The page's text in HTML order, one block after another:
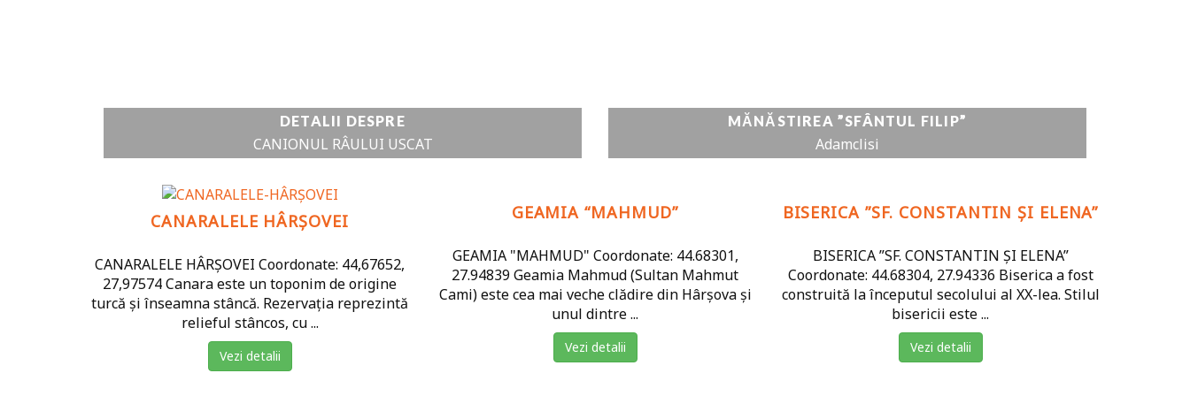
DETALII DESPRE
CANIONUL RÂULUI USCAT
MĂNĂSTIREA ”SFÂNTUL FILIP”
Adamclisi
CANARALELE HÂRȘOVEI
CANARALELE HÂRȘOVEI Coordonate: 44,67652,
27,97574 Canara este un toponim de origine
turcă și înseamna stâncă. Rezervația reprezintă
relieful stâncos, cu ...
Vezi detalii
GEAMIA “MAHMUD”
GEAMIA "MAHMUD" Coordonate: 44.68301,
27.94839 Geamia Mahmud (Sultan Mahmut
Cami) este cea mai veche clădire din Hârșova și
unul dintre ...
Vezi detalii
BISERICA ”SF. CONSTANTIN ȘI ELENA”
BISERICA ”SF. CONSTANTIN ȘI ELENA”
Coordonate: 44.68304, 27.94336 Biserica a fost
construită la începutul secolului al XX-lea. Stilul
bisericii este ...
Vezi detalii